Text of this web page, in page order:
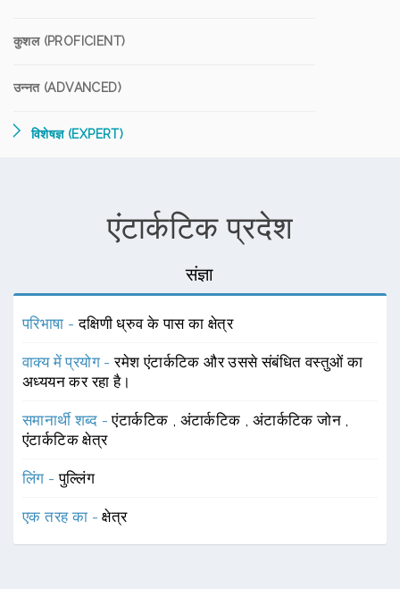
कुशल (PROFICIENT)
उन्नत (ADVANCED)
विशेषज्ञ (EXPERT)
एंटार्कटिक प्रदेश
संज्ञा
परिभाषा -दक्षिणी ध्रुव के पास का क्षेत्र
वाक्य में प्रयोग -रमेश एंटार्कटिक और उससे संबंधित वस्तुओं का
अध्ययन कर रहा है।
समानार्थी शब्द -एंटार्कटिक , अंटार्कटिक , अंटार्कटिक जोन ,
एंटार्कटिक क्षेत्र
लिंग -पुल्लिंग
एक तरह का -क्षेत्र